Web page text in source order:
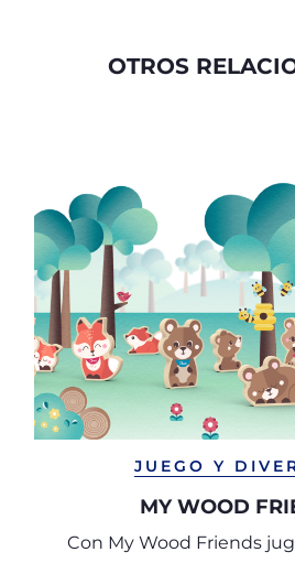
OTROS
JUEGO Y
MY WOOD
Con My Wood Friends